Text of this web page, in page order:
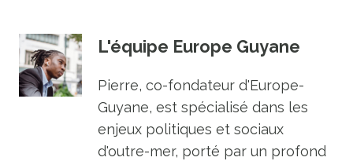
L'équipe Europe Guyane
Pierre, co-fondateur d'Europe-
Guyane, est spécialisé dans les
enjeux politiques et sociaux
d'outre-mer, porté par un profond